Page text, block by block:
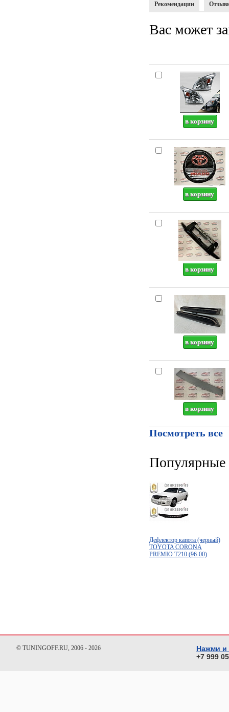
Рекомендации
Вас может
Посмотреть все
Популярные
Дефлектор капота (черный)
TOYOTA CORONA
PREMIO T210 (96-00)
© TUNINGOFF.RU, 2006 - 2026
Нажми и
+7 999